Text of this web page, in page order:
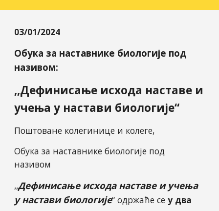
03/01/2024
Обука за наставнике биологије под
називом:
,,Дефинисање исхода наставе и
учења у настави биологије“
Поштоване колегинице и колеге,
Обука за наставнике биологије под
називом
,,Дефинисање исхода наставе и учења
у настави биологије“ одржаће сеу два